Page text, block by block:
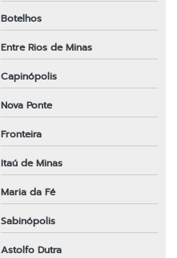
Botelhos
Entre Rios de Minas
Capinópolis
Nova Ponte
Fronteira
Itaú de Minas
Maria da Fé
Sabinópolis
Astolfo Dutra